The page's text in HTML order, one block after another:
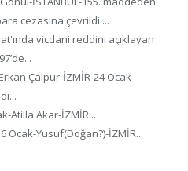
cezasına çevrildi....
vicdani reddini açıklayan
Çalpur-İZMİR-24 Ocak
Atilla Akar-İZMİR...
Ocak-Yusuf(Doğan?)-İZMİR...